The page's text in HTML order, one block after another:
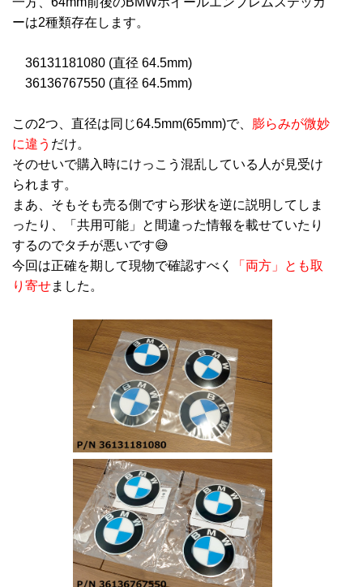
ーは2種類存在します。
36131181080 (直径 64.5mm)
36136767550 (直径 64.5mm)
この2つ、直径は同じ64.5mm(65mm)で、 膨らみが微妙
に違う だけ。
そのせいで購入時にけっこう混乱している人が見受け
られます。
まあ、そもそも売る側ですら形状を逆に説明してしま
ったり、「共用可能」と間違った情報を載せていたり
するのでタチが悪いです😅
今回は正確を期して現物で確認すべく
「両方」とも取
り寄せました。